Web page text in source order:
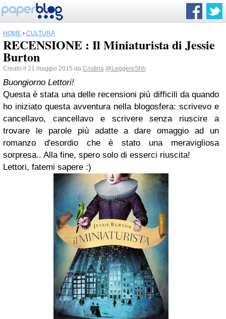
HOME › CULTURA
RECENSIONE : Il Miniaturista di Jessie
Burton
Creato il 21 maggio 2015 da Cristina @LeggereShh
Buongiorno Lettori!
Questa è stata una delle recensioni più difficili da quando
ho iniziato questa avventura nella blogosfera: scrivevo e
cancellavo, cancellavo e scrivere senza riuscire a
trovare le parole più adatte a dare omaggio ad un
romanzo d'esordio che è stato una meravigliosa
sorpresa.. Alla fine, spero solo di esserci riuscita!
Lettori, fatemi sapere :)